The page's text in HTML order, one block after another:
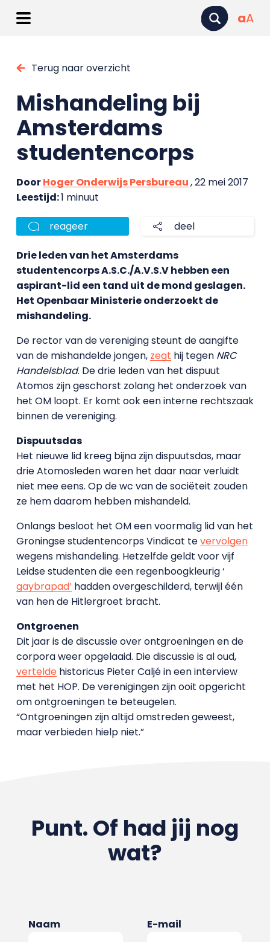
aA
Terug naar overzicht
Mishandeling bij
Amsterdams
studentencorps
DoorHoger Onderwijs Persbureau, 22 mei 2017
Leestijd:1 minuut
reageer deel
Drie leden van het Amsterdams
studentencorps A.S.C./A.V.S.V hebben een
aspirant-lid een tand uit de mond geslagen.
Het Openbaar Ministerie onderzoekt de
mishandeling.
De rector van de vereniging steunt de aangifte
van de mishandelde jongen, zegt hij tegen NRC
Handelsblad. De drie leden van het dispuut
Atomos zijn geschorst zolang het onderzoek van
het OM loopt. Er komt ook een interne rechtszaak
binnen de vereniging.
Dispuutsdas
Het nieuwe lid kreeg bijna zijn dispuutsdas, maar
drie Atomosleden waren het daar naar verluidt
niet mee eens. Op de wc van de sociëteit zouden
ze hem daarom hebben mishandeld.
Onlangs besloot het OM een voormalig lid van het
Groningse studentencorps Vindicat tevervolgen
wegens mishandeling. Hetzelfde geldt voor vijf
Leidse studenten die een regenboogkleurig ‘
gaybrapad’ hadden overgeschilderd, terwijl één
van hen de Hitlergroet bracht.
Ontgroenen
Dit jaar is de discussie over ontgroeningen en de
corpora weer opgelaaid. Die discussie is al oud,
verteldehistoricus Pieter Caljé in een interview
met het HOP. De verenigingen zijn ooit opgericht
om ontgroeningen te beteugelen.
“Ontgroeningen zijn altijd omstreden geweest,
maar verbieden hielp niet.”
Punt. Of had jij nog
wat?
Naam E-mail